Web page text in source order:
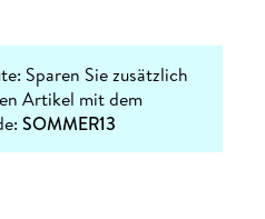
Sparen Sie zusätzlich
Artikel mit dem
SOMMER13